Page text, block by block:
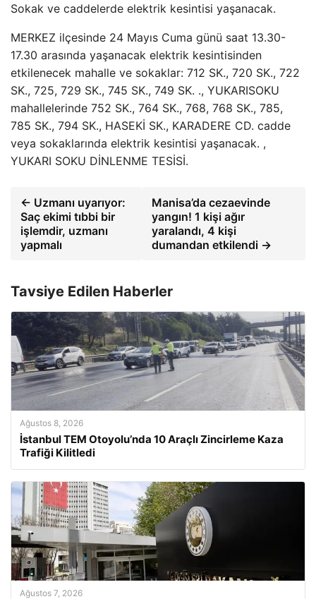
Sokak ve caddelerde elektrik kesintisi yaşanacak.
MERKEZ ilçesinde 24 Mayıs Cuma günü saat 13.30-
17.30 arasında yaşanacak elektrik kesintisinden
etkilenecek mahalle ve sokaklar: 712 SK., 720 SK., 722
SK., 725, 729 SK., 745 SK., 749 SK. ., YUKARISOKU
mahallelerinde 752 SK., 764 SK., 768, 768 SK., 785,
785 SK., 794 SK., HASEKİ SK., KARADERE CD. cadde
veya sokaklarında elektrik kesintisi yaşanacak. ,
YUKARI SOKU DİNLENME TESİSİ.
← Uzmanı uyarıyor:
Saç ekimi tıbbi bir
işlemdir, uzmanı
yapmalı
Manisa’da cezaevinde
yangın! 1 kişi ağır
yaralandı, 4 kişi
dumandan etkilendi →
Tavsiye Edilen Haberler
Ağustos 8, 2026
İstanbul TEM Otoyolu’nda 10 Araçlı Zincirleme Kaza
Trafiği Kilitledi
Ağustos 7, 2026